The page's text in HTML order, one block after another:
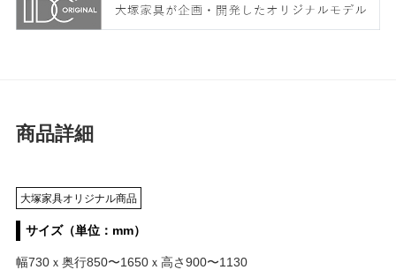
商品詳細
大塚家具オリジナル商品
サイズ（単位：mm）
幅730ｘ奥行850〜1650ｘ高さ900〜1130